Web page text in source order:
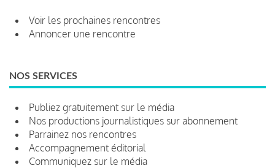
Voir les prochaines rencontres
Annoncer une rencontre
NOS SERVICES
Publiez gratuitement sur le média
Nos productions journalistiques sur abonnement
Parrainez nos rencontres
Accompagnement éditorial
Communiquez sur le média